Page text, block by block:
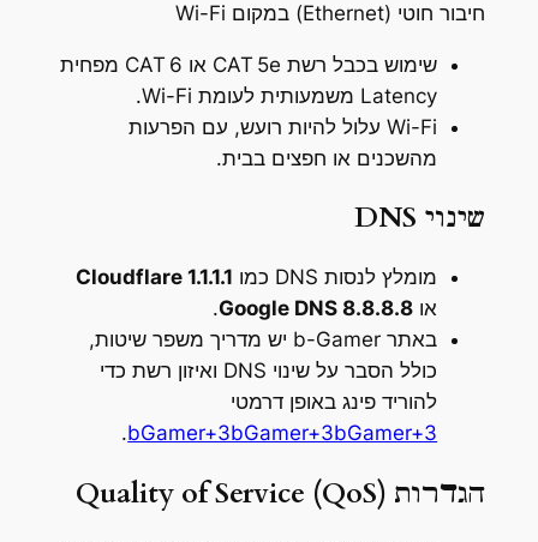
חיבור חוטי (Ethernet) במקום Wi-Fi
שימוש בכבל רשת CAT 5e או CAT
6 מפחית
Latency משמעותית לעומת Wi-Fi.
Wi-Fi עלול להיות רועש, עם הפרעות
מהשכנים או חפצים בבית.
שינוי DNS
מומלץ לנסות DNS כמו
Cloudflare 1.1.1.1
או Google DNS 8.8.8.8
.
באתר b-Gamer יש מדריך משפר שיטות,
כולל הסבר על שינוי DNS ואיזון רשת כדי
להוריד פינג באופן דרמטי
bGamer+3bGamer+3bGamer+3
.
הגדרות Quality of Service (QoS)